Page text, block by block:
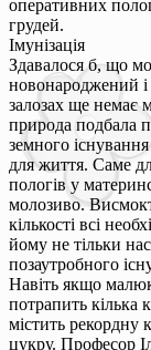
оперативних
грудей.
Імунізація
Здавалося б, що
новонароджений
залозах ще немає
природа подбала
земного
для життя. Саме
пологів у
молозиво.
кількості всі
йому не тільки
позаутробного
Навіть якщо
потрапить кілька
містить рекордну
цукру. Професор